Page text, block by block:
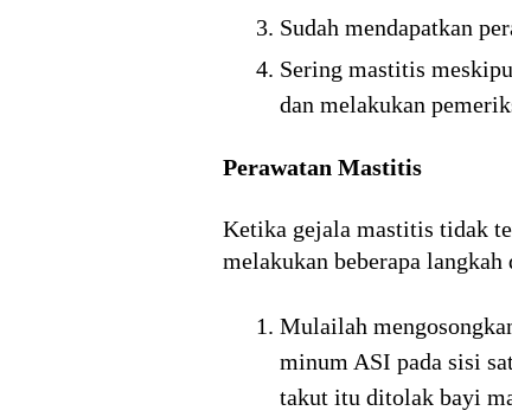
Sudah mendapatkan
Sering mastitis
dan melakukan
Perawatan Mastitis
Ketika gejala mastitis tidak
melakukan beberapa
Mulailah
minum ASI pada sisi
takut itu ditolak bayi